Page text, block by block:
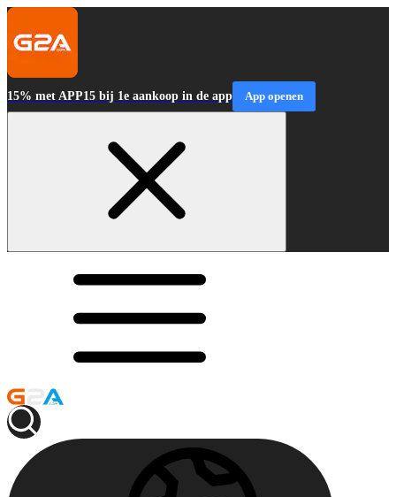
15% met APP15 bij 1e aankoop in de app App openen